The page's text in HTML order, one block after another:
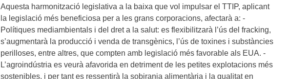
Aquesta harmonització legislativa a la baixa que vol impulsar el TTIP, aplicant
la legislació més beneficiosa per a les grans corporacions, afectarà a: -
Polítiques mediambientals i del dret a la salut: es flexibilitzarà l’ús del fracking,
s’augmentarà la producció i venda de transgènics, l’ús de toxines i substàncies
perilloses, entre altres, que compten amb legislació més favorable als EUA. -
L’agroindústria es veurà afavorida en detriment de les petites explotacions més
sostenibles, i per tant es ressentirà la sobirania alimentària i la qualitat en